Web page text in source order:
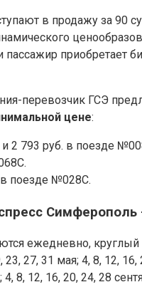
в продажу за 90
приобретает
перевозчик ГСЭ
цене:
и 2 793 руб. в поезде
поезде №028С.
ежедневно, круглый
27, 31 мая; 4, 8, 12,
8, 12, 16, 20, 24, 28